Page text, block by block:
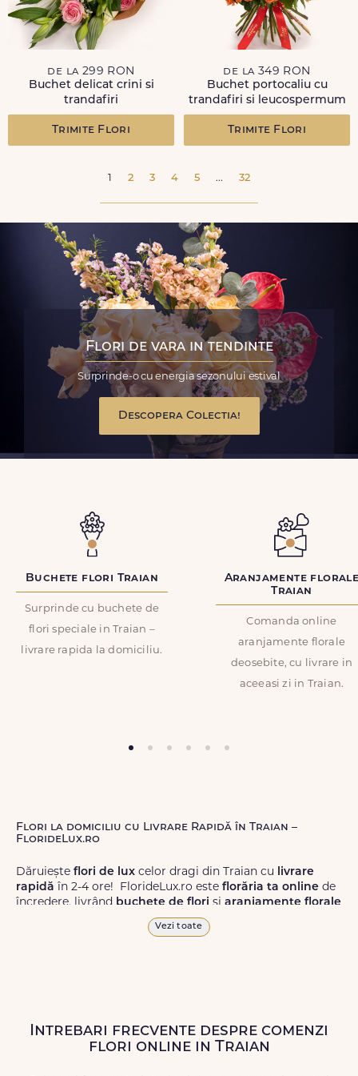
de la 299 RON
Buchet delicat crini si
trandafiri
Trimite Flori
de la 349 RON
Buchet portocaliu cu
trandafiri si leucospermum
Trimite Flori
1 2 3 4 5 ... 32
Flori de vara in tendinte
Surprinde-o cu energia sezonului estival
Descopera Colectia!
Buchete flori Traian
Surprinde cu buchete de
flori speciale in Traian –
livrare rapida la domiciliu.
Aranjamente
Traian
Comanda online
aranjamente florale
deosebite, cu livrare in
aceeasi zi in Traian.
Flori la domiciliu cu Livrare Rapidă în Traian –
FlorideLux.ro
Dăruiește flori de lux celor dragi din Traian cu livrare
rapidă în 2-4 ore! FlorideLux.ro este florăria ta online de
încredere, livrând buchete de flori și aranjamente florale
de calitate superioară în Traian și în toată România.
Livrăm buchete de florichiar și în weekend, pentru ca tu
să poți adresa un gest frumos atunci când ai nevoie.
Vezi toate
Intrebari frecvente despre comenzi
flori online in Traian